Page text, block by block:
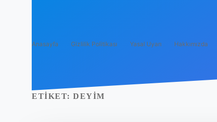
Anasayfa Gizlilik Politikası Yasal Uyarı Hakkımızda
ETIKET: DEYIM